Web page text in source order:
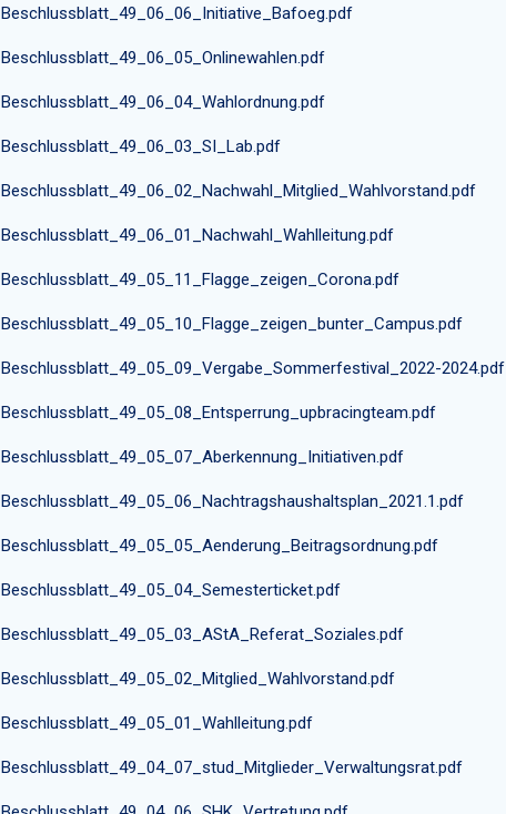
Beschlussblatt_49_06_06_Initiative_Bafoeg.pdf
Beschlussblatt_49_06_05_Onlinewahlen.pdf
Beschlussblatt_49_06_04_Wahlordnung.pdf
Beschlussblatt_49_06_03_SI_Lab.pdf
Beschlussblatt_49_06_02_Nachwahl_Mitglied_Wahlvorstand.pdf
Beschlussblatt_49_06_01_Nachwahl_Wahlleitung.pdf
Beschlussblatt_49_05_11_Flagge_zeigen_Corona.pdf
Beschlussblatt_49_05_10_Flagge_zeigen_bunter_Campus.pdf
Beschlussblatt_49_05_09_Vergabe_Sommerfestival_2022-2024.pdf
Beschlussblatt_49_05_08_Entsperrung_upbracingteam.pdf
Beschlussblatt_49_05_07_Aberkennung_Initiativen.pdf
Beschlussblatt_49_05_06_Nachtragshaushaltsplan_2021.1.pdf
Beschlussblatt_49_05_05_Aenderung_Beitragsordnung.pdf
Beschlussblatt_49_05_04_Semesterticket.pdf
Beschlussblatt_49_05_03_AStA_Referat_Soziales.pdf
Beschlussblatt_49_05_02_Mitglied_Wahlvorstand.pdf
Beschlussblatt_49_05_01_Wahlleitung.pdf
Beschlussblatt_49_04_07_stud_Mitglieder_Verwaltungsrat.pdf